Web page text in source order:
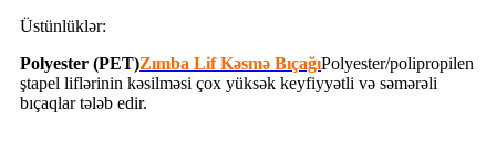
Üstünlüklər:
Polyester (PET)Zımba Lif Kəsmə BıçağıPolyester/polipropilen
ştapel liflərinin kəsilməsi çox yüksək keyfiyyətli və səmərəli
bıçaqlar tələb edir.